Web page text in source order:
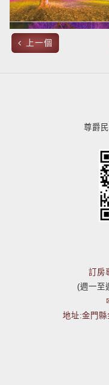
上一個
尊爵民宿歡
訂房
(週一至
地址:金門